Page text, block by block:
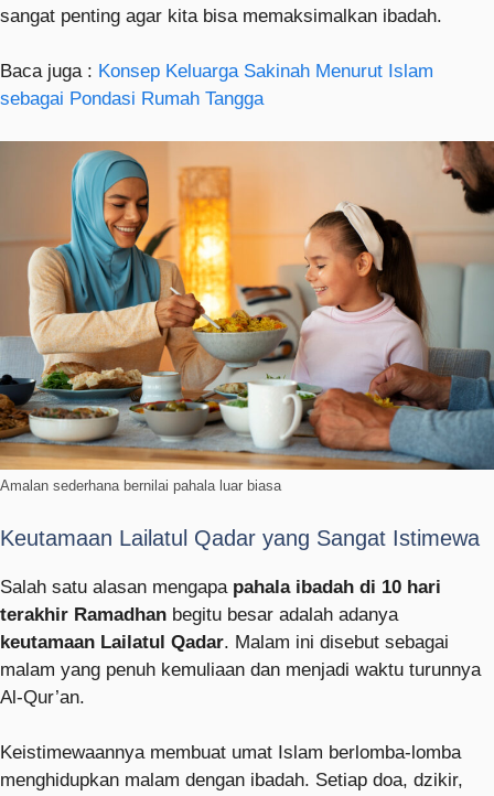
sangat penting agar kita bisa memaksimalkan ibadah.
Baca juga : Konsep Keluarga Sakinah Menurut Islam
sebagai Pondasi Rumah Tangga
Amalan sederhana bernilai pahala luar biasa
Keutamaan Lailatul Qadar yang Sangat Istimewa
Salah satu alasan mengapa pahala ibadah di 10 hari
terakhir Ramadhan begitu besar adalah adanya
keutamaan Lailatul Qadar. Malam ini disebut sebagai
malam yang penuh kemuliaan dan menjadi waktu turunnya
Al-Qur’an.
Keistimewaannya membuat umat Islam berlomba-lomba
menghidupkan malam dengan ibadah. Setiap doa, dzikir,